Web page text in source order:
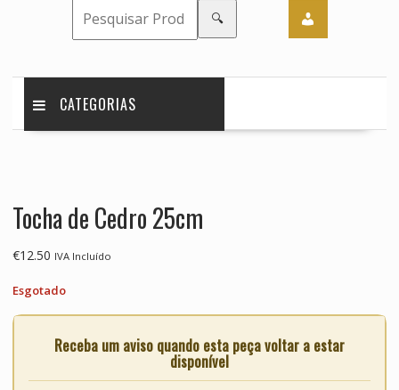
🔍
CATEGORIAS
Tocha de Cedro 25cm
€12.50 IVA Incluído
Esgotado
Receba um aviso quando esta peça voltar a estar
disponível